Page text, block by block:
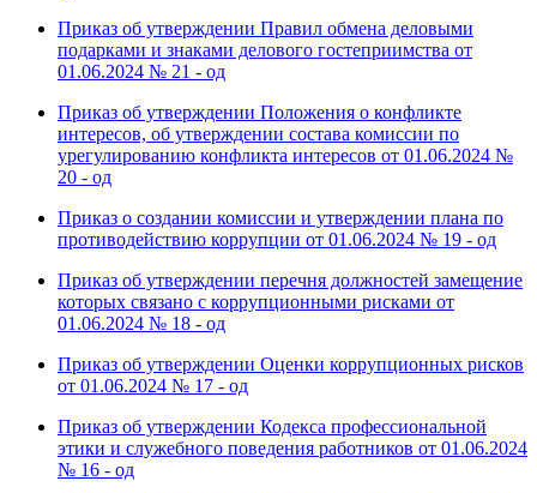
Приказ об утверждении Правил обмена деловыми
подарками и знаками делового гостеприимства от
01.06.2024 № 21 - од
Приказ об утверждении Положения о конфликте
интересов, об утверждении состава комиссии по
урегулированию конфликта интересов от 01.06.2024 №
20 - од
Приказ о создании комиссии и утверждении плана по
противодействию коррупции от 01.06.2024 № 19 - од
Приказ об утверждении перечня должностей замещение
которых связано с коррупционными рисками от
01.06.2024 № 18 - од
Приказ об утверждении Оценки коррупционных рисков
от 01.06.2024 № 17 - од
Приказ об утверждении Кодекса профессиональной
этики и служебного поведения работников от 01.06.2024
№ 16 - од